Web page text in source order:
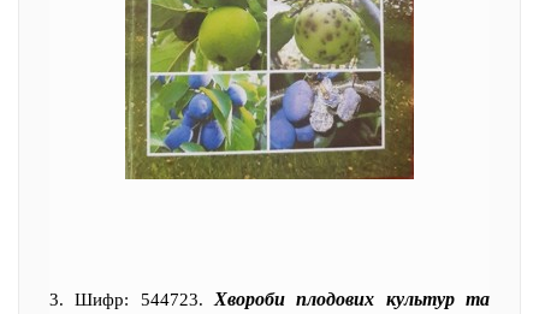
3. Шифр: 544723. Хвороби плодових культур та